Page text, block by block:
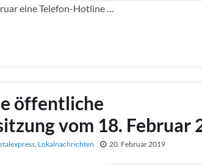
eine Telefon-Hotline …
öffentliche
vom 18. Februar
, Lokalnachrichten 20. Februar 2019